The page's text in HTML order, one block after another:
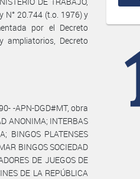
N° 20.744 (t.o. 1976) y
por el Decreto
ampliatorios, Decreto
-APN-DGD#MT, obra
ANONIMA; INTERBAS
BINGOS PLATENSES
BINGOS SOCIEDAD
DE JUEGOS DE
DE LA REPÚBLICA